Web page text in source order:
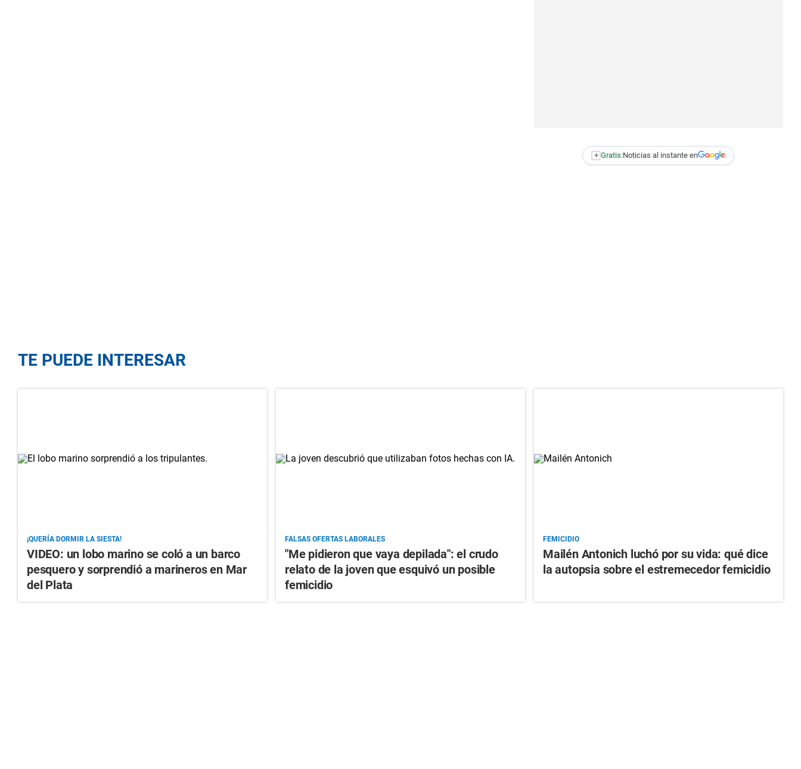
+ Gratis:Noticias al instante en
TE PUEDE INTERESAR
¡QUERÍA DORMIR LA SIESTA!
VIDEO: un lobo marino se coló a un barco
pesquero y sorprendió a marineros en Mar
del Plata
FALSAS OFERTAS LABORALES
"Me pidieron que vaya depilada": el crudo
relato de la joven que esquivó un posible
femicidio
FEMICIDIO
Mailén Antonich luchó por su vida: qué dice
la autopsia sobre el estremecedor femicidio